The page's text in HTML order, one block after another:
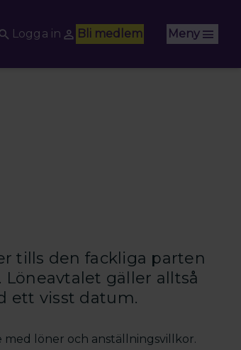
Logga in Bli medlem Meny
tills den fackliga parten
gäller alltså
ett visst datum.
löner och anställningsvillkor.